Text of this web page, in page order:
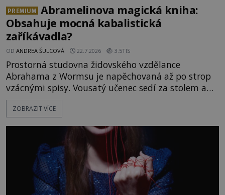
PREMIUM
Abramelinova magická kniha:
Obsahuje mocná kabalistická
zaříkávadla?
OD ANDREA ŠULCOVÁ 22.7.2026 3.5TIS
Prostorná studovna židovského vzdělance
Abrahama z Wormsu je napěchovaná až po strop
vzácnými spisy. Vousatý učenec sedí za stolem a
před sebou má rozložený jeden z nejzáhadnějších
magických textů. Jde o Abramelinův grimoár, který
kouzla, jak si někteří myslí, nebo jde o pouhou
pověru? Už šest měsíců pobývá
ZOBRAZIT VÍCE